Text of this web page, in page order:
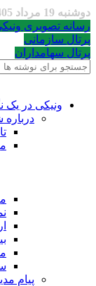
دوشنبه 19 مرداد 1405 4:37 ب.ظ
رسانه تصویری
پرتال سازمانی
پرتال سهامداران
ونیکی در یک
پیام